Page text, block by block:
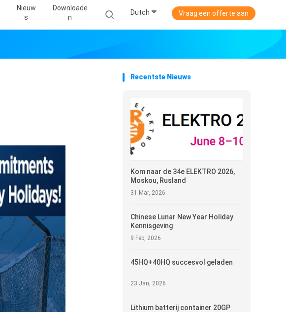
Nieuw
S
Downloade
N
Dutch Vraag een offerte aan
Recentste Nieuws
Kom naar de 34e ELEKTRO 2026,
Moskou, Rusland
31 Mar, 2026
Chinese Lunar New Year Holiday
Kennisgeving
9 Feb, 2026
45HQ+40HQ succesvol geladen
23 Jan, 2026
Lithium batterij container 20GP